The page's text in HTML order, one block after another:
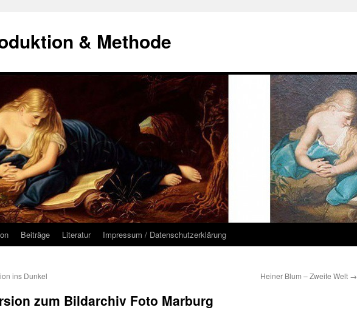
& Methode
Beiträge Literatur Impressum / Datenschutzerklärung
ins Dunkel Heiner Blum – Zweite Welt →
zum Bildarchiv Foto Marburg